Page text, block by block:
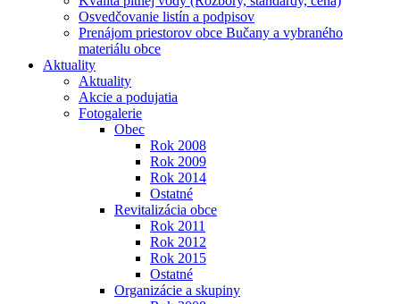
Osvedčovanie listín a podpisov
Prenájom priestorov obce Bučany a vybraného
materiálu obce
Aktuality
Aktuality
Akcie a podujatia
Fotogalerie
Obec
Rok 2008
Rok 2009
Rok 2014
Ostatné
Revitalizácia obce
Rok 2011
Rok 2012
Rok 2015
Ostatné
Organizácie a skupiny